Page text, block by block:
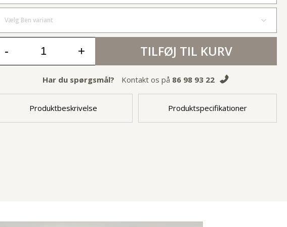
Vælg Ben variant
- + TILFØJ TIL KURV
Har du spørgsmål? Kontakt os på 86 98 93 22
Produktbeskrivelse Produktspecifikationer